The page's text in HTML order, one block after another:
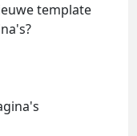
template